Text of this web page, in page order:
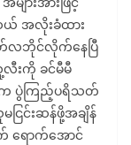
ယ် အလိုးခံထား
တ်လဘိုင်လိုက်နေပြီ
းကို ခင်မီမီ
က ပွဲကြည့်ပရိသတ်
ြင်းဆန်ဖို့အချိန်
ရောက်အောင်